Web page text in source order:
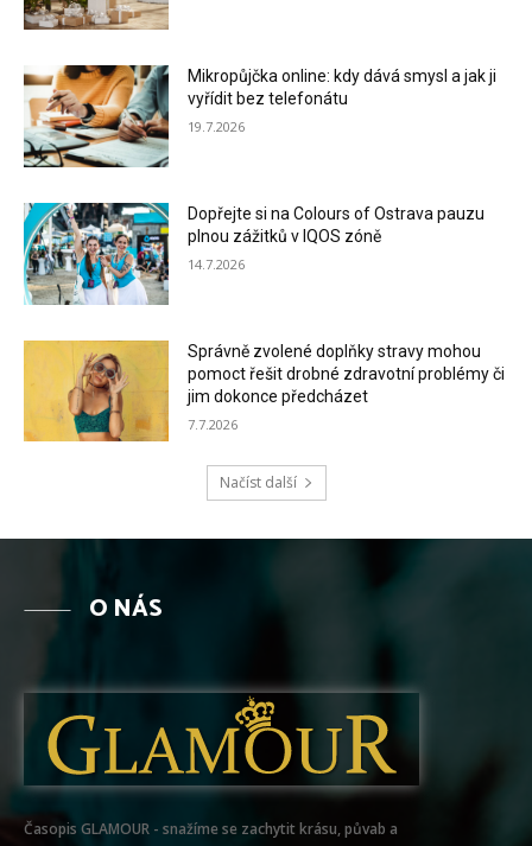
Mikropůjčka online: kdy dává smysl a jak ji
vyřídit bez telefonátu
19.7.2026
Dopřejte si na Colours of Ostrava pauzu
plnou zážitků v IQOS zóně
14.7.2026
Správně zvolené doplňky stravy mohou
pomoct řešit drobné zdravotní problémy či
jim dokonce předcházet
7.7.2026
Načíst další
O NÁS
Časopis GLAMOUR - snažíme se zachytit krásu, půvab a